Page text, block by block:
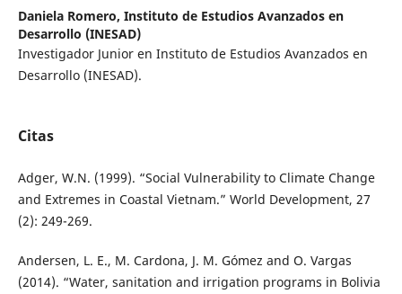
Daniela Romero, Instituto de Estudios Avanzados en
Desarrollo (INESAD)
Investigador Junior en Instituto de Estudios Avanzados en
Desarrollo (INESAD).
Citas
Adger, W.N. (1999). “Social Vulnerability to Climate Change
and Extremes in Coastal Vietnam.” World Development, 27
(2): 249-269.
Andersen, L. E., M. Cardona, J. M. Gómez and O. Vargas
(2014). “Water, sanitation and irrigation programs in Bolivia